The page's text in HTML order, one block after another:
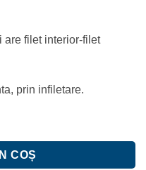
are filet interior-filet
prin infiletare.
COȘ